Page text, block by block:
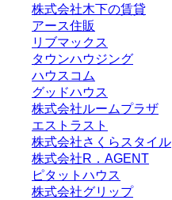
株式会社木下の賃貸
アース住販
リブマックス
タウンハウジング
ハウスコム
グッドハウス
株式会社ルームプラザ
エストラスト
株式会社さくらスタイル
株式会社R．AGENT
ピタットハウス
株式会社グリップ